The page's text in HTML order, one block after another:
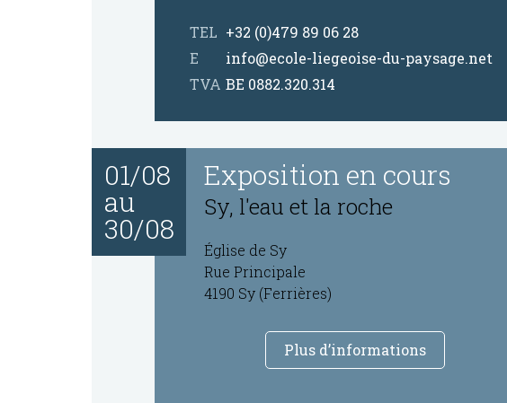
TEL +32 (0)479 89 06 28
E
info@ecole-liegeoise-du-paysage.net
TVA BE 0882.320.314
Exposition en cours
Sy, l'eau et la roche
01/08
au
30/08
Église de Sy
Rue Principale
4190 Sy (Ferrières)
Plus d’informations